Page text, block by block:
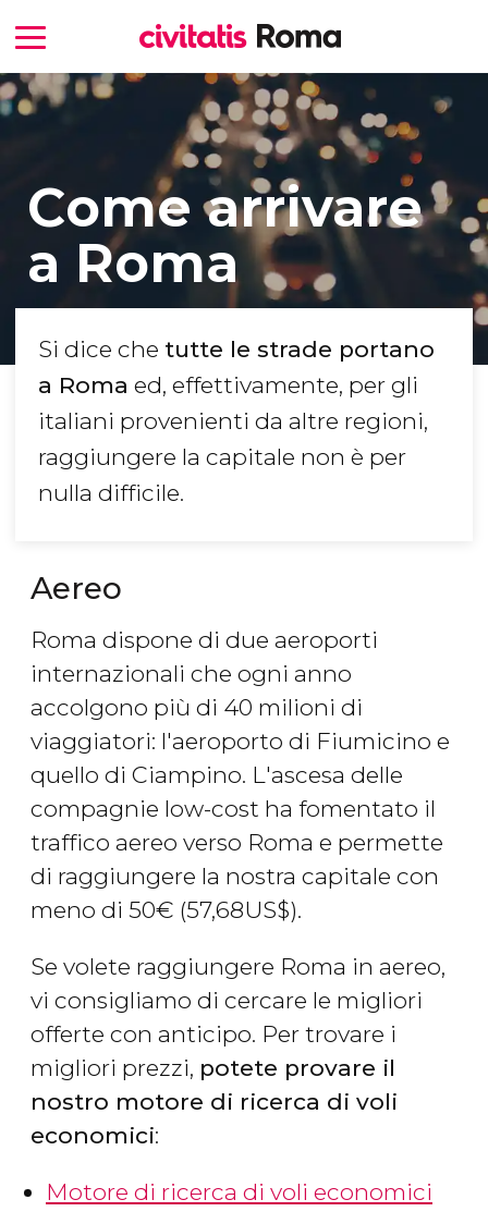
Come arrivare
a Roma
Si dice che tutte le strade portano
a Roma ed, effettivamente, per gli
italiani provenienti da altre regioni,
raggiungere la capitale non è per
nulla difficile.
Aereo
Roma dispone di due aeroporti
internazionali che ogni anno
accolgono più di 40 milioni di
viaggiatori: l'aeroporto di Fiumicino e
quello di Ciampino. L'ascesa delle
compagnie low-cost ha fomentato il
traffico aereo verso Roma e permette
di raggiungere la nostra capitale con
meno di 50€ (57,68US$).
Se volete raggiungere Roma in aereo,
vi consigliamo di cercare le migliori
offerte con anticipo. Per trovare i
migliori prezzi, potete provare il
nostro motore di ricerca di voli
economici:
Motore di ricerca di voli economici